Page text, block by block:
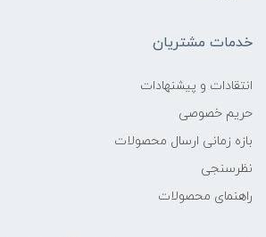
خدمات مشتریان
انتقادات و پیشنهادات
حریم خصوصی
بازه زمانی ارسال محصولات
نظرسنجی
راهنمای محصولات